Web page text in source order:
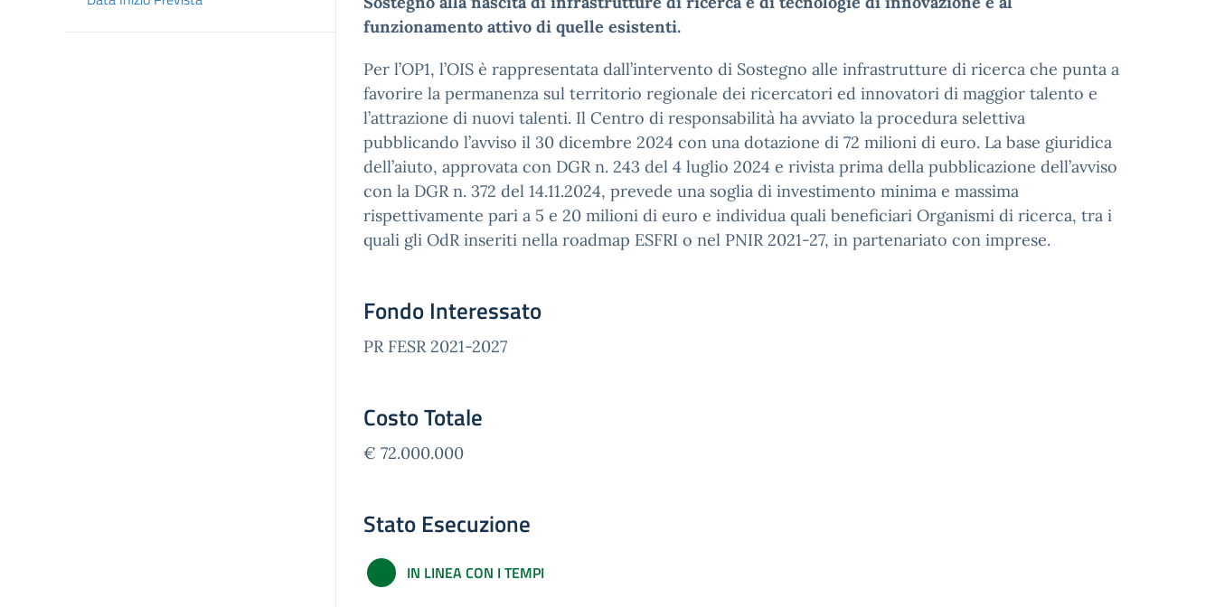
funzionamento attivo di quelle esistenti.
Per l’OP1, l’OIS è rappresentata dall’intervento di Sostegno alle infrastrutture di ricerca che punta a
favorire la permanenza sul territorio regionale dei ricercatori ed innovatori di maggior talento e
l’attrazione di nuovi talenti. Il Centro di responsabilità ha avviato la procedura selettiva
pubblicando l’avviso il 30 dicembre 2024 con una dotazione di 72 milioni di euro. La base giuridica
dell’aiuto, approvata con DGR n. 243 del 4 luglio 2024 e rivista prima della pubblicazione dell’avviso
con la DGR n. 372 del 14.11.2024, prevede una soglia di investimento minima e massima
rispettivamente pari a 5 e 20 milioni di euro e individua quali beneficiari Organismi di ricerca, tra i
quali gli OdR inseriti nella roadmap ESFRI o nel PNIR 2021-27, in partenariato con imprese.
Fondo Interessato
PR FESR 2021-2027
Costo Totale
€ 72.000.000
Stato Esecuzione
IN LINEA CON I TEMPI